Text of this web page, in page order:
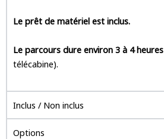
Le prêt de matériel est inclus.
Le parcours dure environ 3 à 4 heures
télécabine).
Inclus / Non inclus
Options